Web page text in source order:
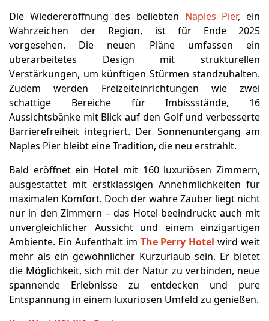
Die Wiedereröffnung des beliebten Naples Pier, ein
Wahrzeichen der Region, ist für Ende 2025
vorgesehen. Die neuen Pläne umfassen ein
überarbeitetes Design mit strukturellen
Verstärkungen, um künftigen Stürmen standzuhalten.
Zudem werden Freizeiteinrichtungen wie zwei
schattige Bereiche für Imbissstände, 16
Aussichtsbänke mit Blick auf den Golf und verbesserte
Barrierefreiheit integriert. Der Sonnenuntergang am
Naples Pier bleibt eine Tradition, die neu erstrahlt.
Bald eröffnet ein Hotel mit 160 luxuriösen Zimmern,
ausgestattet mit erstklassigen Annehmlichkeiten für
maximalen Komfort. Doch der wahre Zauber liegt nicht
nur in den Zimmern – das Hotel beeindruckt auch mit
unvergleichlicher Aussicht und einem einzigartigen
Ambiente. Ein Aufenthalt im The Perry Hotel wird weit
mehr als ein gewöhnlicher Kurzurlaub sein. Er bietet
die Möglichkeit, sich mit der Natur zu verbinden, neue
spannende Erlebnisse zu entdecken und pure
Entspannung in einem luxuriösen Umfeld zu genießen.